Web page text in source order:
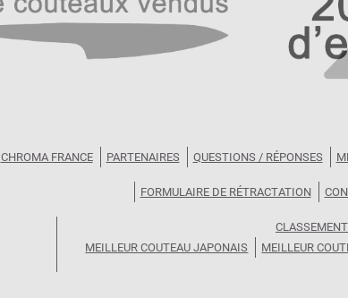
CHROMA FRANCE PARTENAIRES QUESTIONS / RÉPONSES
FORMULAIRE DE RÉTRACTATION
MEILLEUR COUTEAU JAPONAIS
MEILLEUR